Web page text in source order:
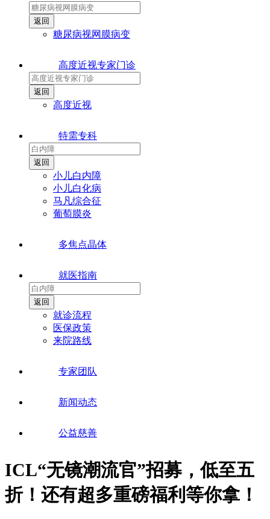
糖尿病视网膜病变
高度近视专家门诊
高度近视
特需专科
小儿白内障
小儿白化病
马凡综合征
葡萄膜炎
多焦点晶体
就医指南
就诊流程
医保政策
来院路线
专家团队
新闻动态
公益慈善
ICL“无镜潮流官”招募，低至五
折！还有超多重磅福利等你拿！